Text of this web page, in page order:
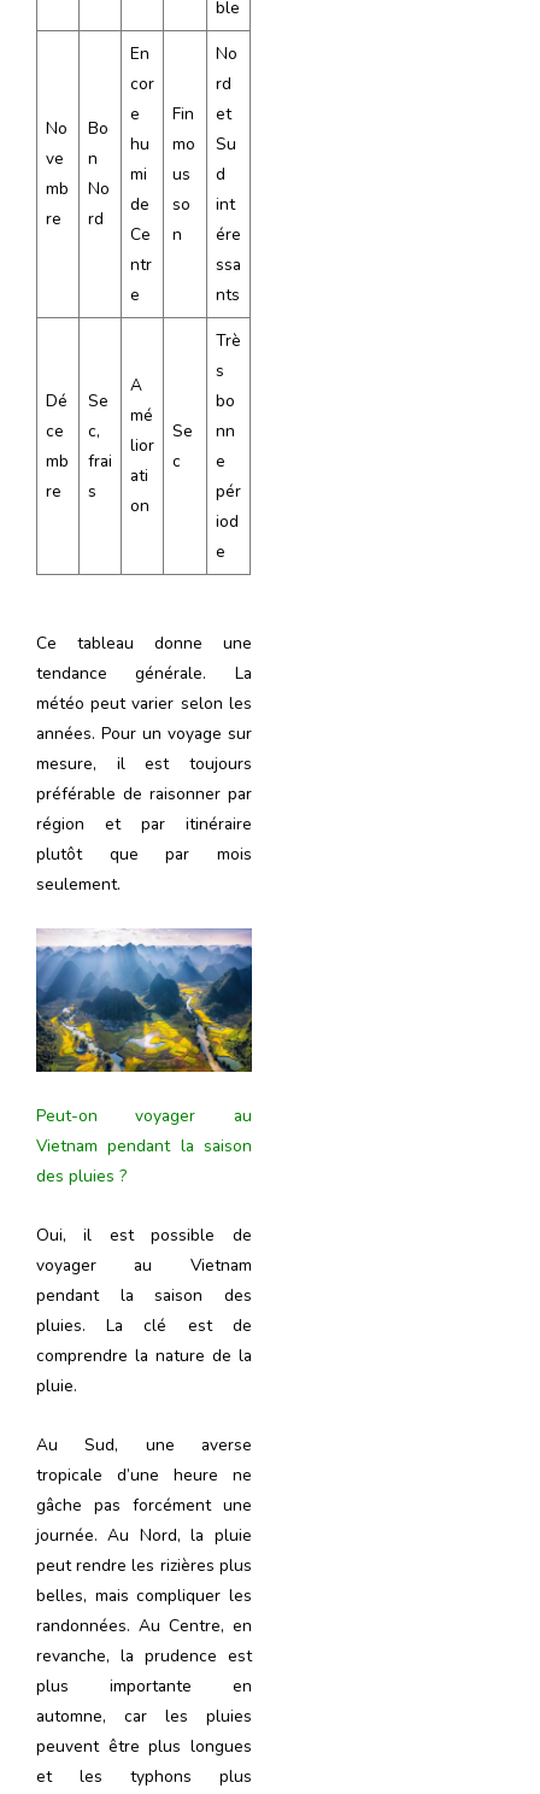
ble
No
ve
mb
re
Bo
n
No
rd
En
cor
e
hu
mi
de
Ce
ntr
e
Fin
mo
us
so
n
No
rd
et
Su
d
int
ére
ssa
nts
Dé
ce
mb
re
Se
c,
frai
s
A
mé
lior
ati
on
Se
c
Trè
s
bo
nn
e
pér
iod
e
Ce tableau donne une
tendance générale. La
météo peut varier selon les
années. Pour un voyage sur
mesure, il est toujours
préférable de raisonner par
région et par itinéraire
plutôt que par mois
seulement.
Peut-on voyager au
Vietnam pendant la saison
des pluies ?
Oui, il est possible de
voyager au Vietnam
pendant la saison des
pluies. La clé est de
comprendre la nature de la
pluie.
Au Sud, une averse
tropicale d’une heure ne
gâche pas forcément une
journée. Au Nord, la pluie
peut rendre les rizières plus
belles, mais compliquer les
randonnées. Au Centre, en
revanche, la prudence est
plus importante en
automne, car les pluies
peuvent être plus longues
et les typhons plus